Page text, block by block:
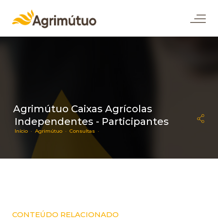
Agrimútuo Caixas Agrícolas
Independentes - Participantes
Início · Agrimútuo · Consultas ·
CONTEÚDO RELACIONADO